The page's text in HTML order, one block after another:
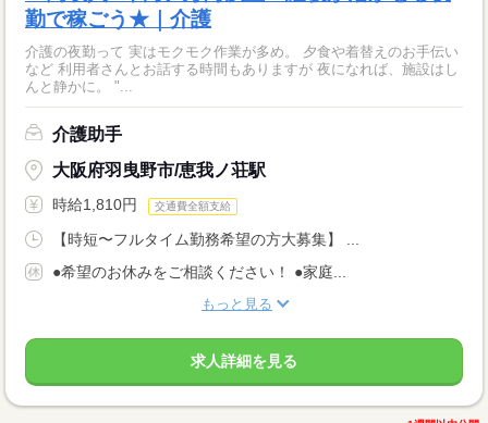
勤で稼ごう★｜介護
介護の夜勤って 実はモクモク作業が多め。 夕食や着替えのお手伝い
など 利用者さんとお話する時間もありますが 夜になれば、施設はし
んと静かに。 "...
介護助手
大阪府羽曳野市/恵我ノ荘駅
時給1,810円 交通費全額支給
【時短〜フルタイム勤務希望の方大募集】 ...
●希望のお休みをご相談ください！ ●家庭...
もっと見る
求人詳細を見る